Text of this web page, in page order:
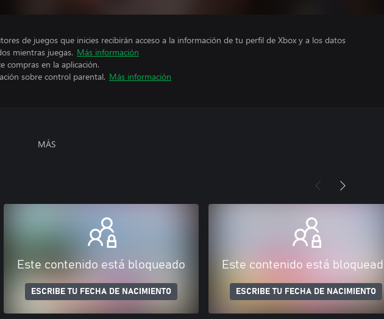
de juegos que inicies recibirán acceso a la información de tu perfil de Xbox y a los datos
mientras juegas. Más información
compras en la aplicación.
sobre control parental. Más información
MÁS
Este contenido está bloqueado
ESCRIBE TU FECHA DE NACIMIENTO
Este contenido está
ESCRIBE TU FECHA DE NACIMIENTO